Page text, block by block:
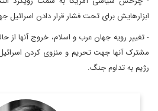
ابزارهایش برای تحت فشار قرار دادن
- تغییر رویه جهان عرب و اسلام، خروج آنها از
مشترک آنها جهت تحریم و منزوی کردن
رژیم به تداوم جنگ.